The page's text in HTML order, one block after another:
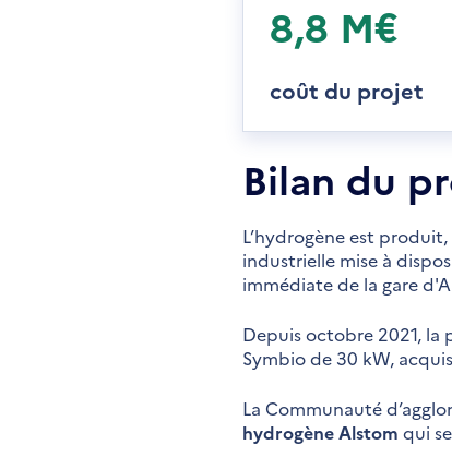
8,8 M€
coût du projet
Bilan du
L’hydrogène est
industrielle mise à
immédiate de la gare
Depuis octobre 2021, la
Symbio de 30 kW,
La Communauté
hydrogène Alstom qui